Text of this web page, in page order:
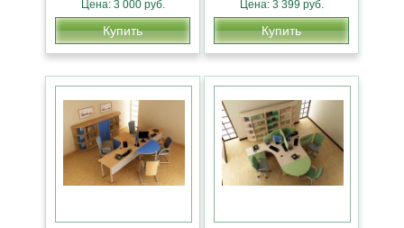
Цена: 3 000 руб.
Купить
Цена: 3 399 руб.
Купить